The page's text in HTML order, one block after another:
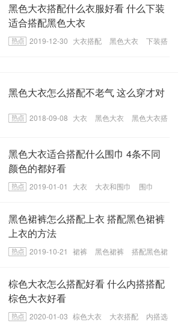
黑色大衣搭配什么衣服好看 什么下装
适合搭配黑色大衣
2019-12-30 大衣搭配 黑色大衣
下装搭
黑色大衣怎么搭配不老气 这么穿才对
2018-09-08 大衣 黑色大衣
黑色大衣搭
黑色大衣适合搭配什么围巾 4条不同
颜色的都好看
2019-01-01 大衣 大衣和围巾 围巾
黑色裙裤怎么搭配上衣 搭配黑色裙裤
上衣的方法
2019-10-21 裙裤 黑色裙裤
搭配黑色裙
棕色大衣怎么搭配好看 什么内搭搭配
棕色大衣好看
2020-01-03 棕色大衣 大衣搭配
内搭选